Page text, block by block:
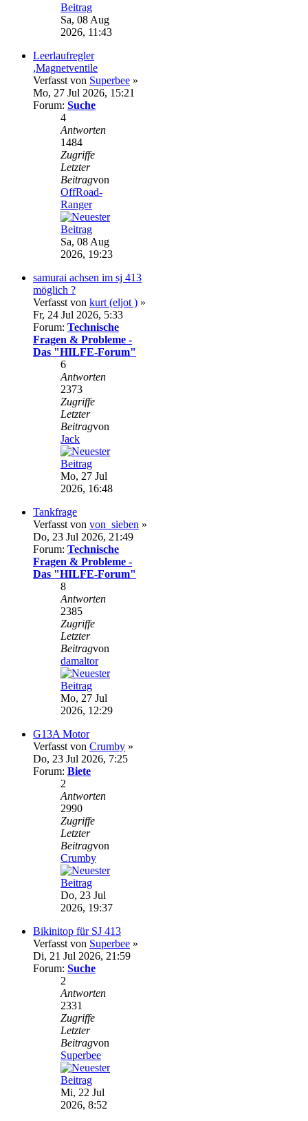
Sa, 08 Aug
2026, 11:43
Leerlaufregler
,Magnetventile
Verfasst von Superbee »
Mo, 27 Jul 2026, 15:21
Forum: Suche
4
Antworten
1484
Zugriffe
Letzter
Beitragvon
OffRoad-
Ranger
Sa, 08 Aug
2026, 19:23
samurai achsen im sj 413
möglich ?
Verfasst von kurt (eljot ) »
Fr, 24 Jul 2026, 5:33
Forum: Technische
Fragen & Probleme -
Das "HILFE-Forum"
6
Antworten
2373
Zugriffe
Letzter
Beitragvon
Jack
Mo, 27 Jul
2026, 16:48
Tankfrage
Verfasst von von_sieben »
Do, 23 Jul 2026, 21:49
Forum: Technische
Fragen & Probleme -
Das "HILFE-Forum"
8
Antworten
2385
Zugriffe
Letzter
Beitragvon
damaltor
Mo, 27 Jul
2026, 12:29
G13A Motor
Verfasst von Crumby »
Do, 23 Jul 2026, 7:25
Forum: Biete
2
Antworten
2990
Zugriffe
Letzter
Beitragvon
Crumby
Do, 23 Jul
2026, 19:37
Bikinitop für SJ 413
Verfasst von Superbee »
Di, 21 Jul 2026, 21:59
Forum: Suche
2
Antworten
2331
Zugriffe
Letzter
Beitragvon
Superbee
Mi, 22 Jul
2026, 8:52